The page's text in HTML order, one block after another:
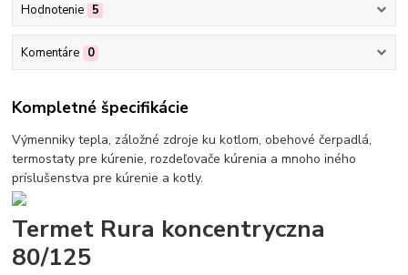
Hodnotenie 5
Komentáre 0
Kompletné špecifikácie
Výmenniky tepla, záložné zdroje ku kotlom, obehové čerpadlá,
termostaty pre kúrenie, rozdeľovače kúrenia a mnoho iného
príslušenstva pre kúrenie a kotly.
Termet Rura koncentryczna
80/125